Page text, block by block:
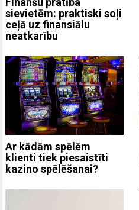
sievietēm: praktiski soļi
ceļā uz finansiālu
neatkarību
Ar kādām spēlēm
klienti tiek piesaistīti
kazino spēlēšanai?